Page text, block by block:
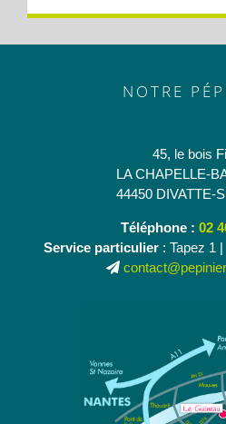
NOTRE
45, le bois
LA CHAPELLE-
44450 DIVATTE-
Téléphone : 02
Service particulier: Tapez 1 |